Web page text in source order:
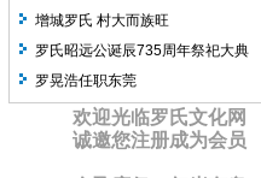
增城罗氏 村大而族旺
罗氏昭远公诞辰735周年祭祀大典
罗晃浩任职东莞
欢迎光临罗氏文化网
诚邀您注册成为会员